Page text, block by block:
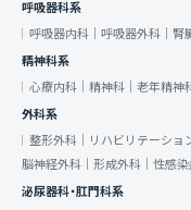
呼吸器科系
呼吸器内科｜ 呼吸器外科｜ 腎
精神科系
心療内科｜ 精神科｜ 老年精神
外科系
整形外科｜
リハビリテーショ
脳神経外科｜ 形成外科｜ 性感染
泌尿器科・肛門科系